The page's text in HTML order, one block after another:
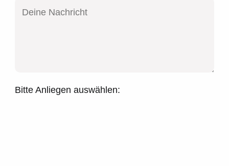
Bitte Anliegen auswählen: